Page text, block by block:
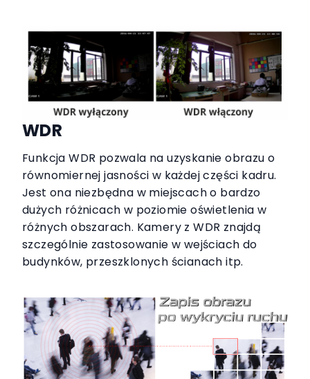
WDR
Funkcja WDR pozwala na uzyskanie obrazu o
równomiernej jasności w każdej części kadru.
Jest ona niezbędna w miejscach o bardzo
dużych różnicach w poziomie oświetlenia w
różnych obszarach. Kamery z WDR znajdą
szczególnie zastosowanie w wejściach do
budynków, przeszklonych ścianach itp.